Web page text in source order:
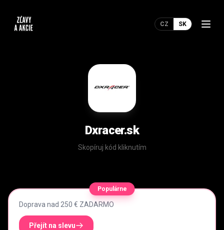
CZ SK
Dxracer.sk
Skopíruj kód kliknutím
Populárne
Doprava nad 250 € ZADARMO
Přejít na slevu